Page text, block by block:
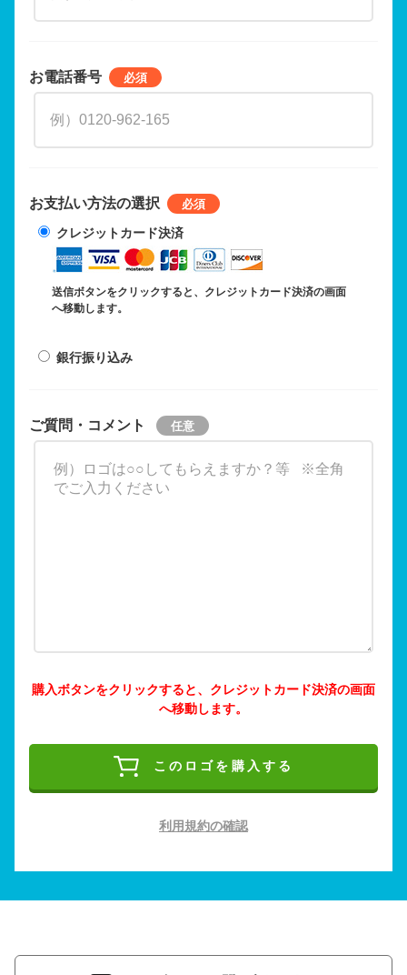
お電話番号
お支払い方法の選択
クレジットカード決済
送信ボタンをクリックすると、クレジットカード決済の画面
へ移動します。
銀行振り込み
ご質問・コメント
購入ボタンをクリックすると、クレジットカード決済の画面
へ移動します。
このロゴを購入する
利用規約の確認